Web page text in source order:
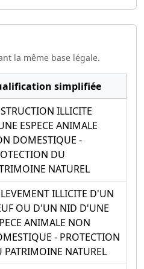
la même base légale.
simplifiée
ILLICITE
ESPECE ANIMALE
DOMESTIQUE -
DU
NATUREL
ILLICITE D'UN
OU D'UN NID D'UNE
ANIMALE NON
- PROTECTION
PATRIMOINE NATUREL